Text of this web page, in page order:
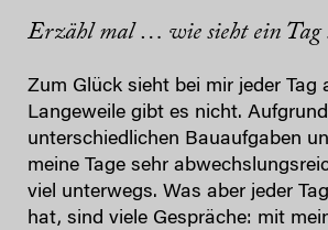
Erzähl mal … wie sieht ein Tag
Zum Glück sieht bei mir jeder Tag
Langeweile gibt es nicht.
unterschiedlichen Bauaufgaben
meine Tage sehr
viel unterwegs. Was aber jeder
hat, sind viele Gespräche: mit